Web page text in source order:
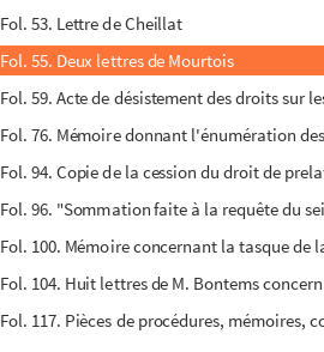
Fol. 53. Lettre de Cheillat
Fol. 55. Deux lettres de Mourtois
Fol. 59. Acte de désistement des droits sur
Fol. 76. Mémoire donnant l'énumération
Fol. 94. Copie de la cession du droit de
Fol. 96. "Sommation faite à la requête du
Fol. 100. Mémoire concernant la tasque de
Fol. 104. Huit lettres de M. Bontems
Fol. 117. Pièces de procédures,